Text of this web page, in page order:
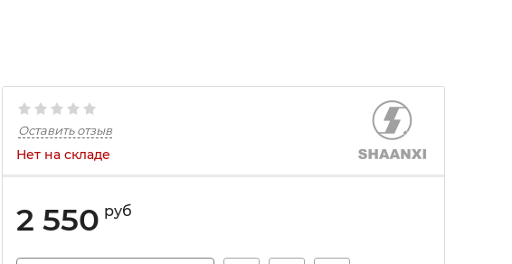
Оставить отзыв
Нет на складе
2 550 руб